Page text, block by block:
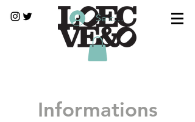
Se connecter
Informations